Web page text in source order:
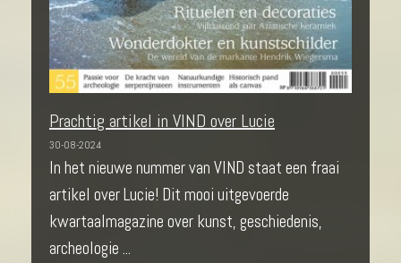
Prachtig artikel in VIND over Lucie
30-08-2024
In het nieuwe nummer van VIND staat een fraai
artikel over Lucie! Dit mooi uitgevoerde
kwartaalmagazine over kunst, geschiedenis,
archeologie ...